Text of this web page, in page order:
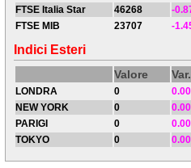
FTSE Italia Star
46268
-
FTSE MIB
23707 -
Indici Esteri
Valore Var.
LONDRA 0
NEW YORK
0
PARIGI
0
TOKYO
0